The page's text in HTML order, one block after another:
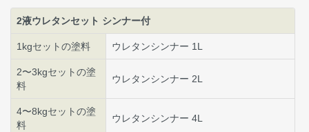
2液ウレタンセット シンナー付
1kgセットの塗料 ウレタンシンナー 1L
2〜3kgセットの塗
料
ウレタンシンナー 2L
4〜8kgセットの塗
料
ウレタンシンナー 4L